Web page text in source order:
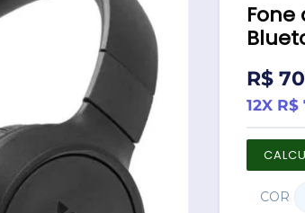
Fone
Preço
normal
R$
12X R$
COR